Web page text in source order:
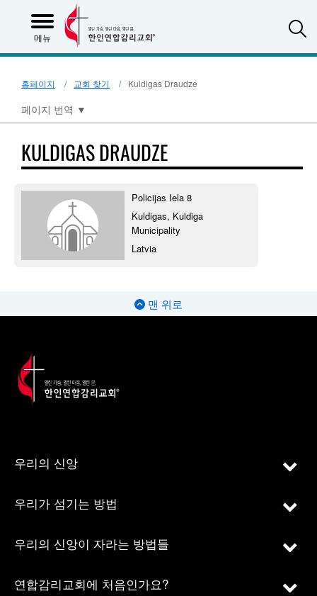
메뉴
홈페이지 교회 찾기 Kuldigas Draudze
페이지 번역 ▼
KULDIGAS DRAUDZE
Policijas Iela 8
Kuldigas, Kuldiga
Municipality
Latvia
맨 위로
우리의 신앙
우리가 섬기는 방법
우리의 신앙이 자라는 방법들
연합감리교회에 처음인가요?